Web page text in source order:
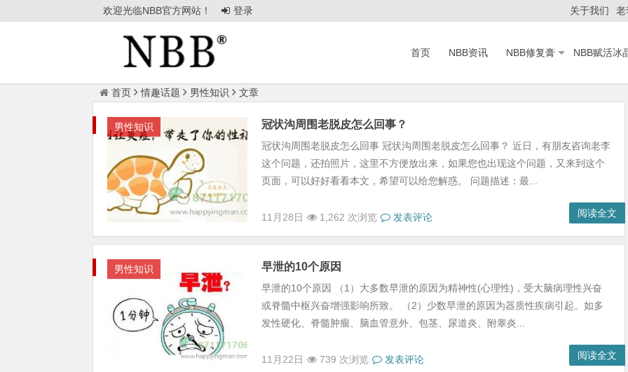
欢迎光临NBB官方网站！ 登录 关于我们 老
首页 NBB资讯 NBB修复膏 NBB赋活冰
首页 情趣话题 男性知识 文章
男性知识 冠状沟周围老脱皮怎么回事？
冠状沟周围老脱皮怎么回事 冠状沟周围老脱皮怎么回事？ 近日，有朋友咨询老李
这个问题，还拍照片，这里不方便放出来，如果您也出现这个问题，又来到这个
页面，可以好好看看本文，希望可以给您解惑。 问题描述：最...
11月28日 1,262 次浏览 发表评论 阅读全文
男性知识 早泄的10个原因
早泄的10个原因 （1）大多数早泄的原因为精神性(心理性)，受大脑病理性兴奋
或脊髓中枢兴奋增强影响所致。 （2）少数早泄的原因为器质性疾病引起。如多
发性硬化、脊髓肿瘤、脑血管意外、包茎、尿道炎、附睾炎...
11月22日 739 次浏览 发表评论 阅读全文